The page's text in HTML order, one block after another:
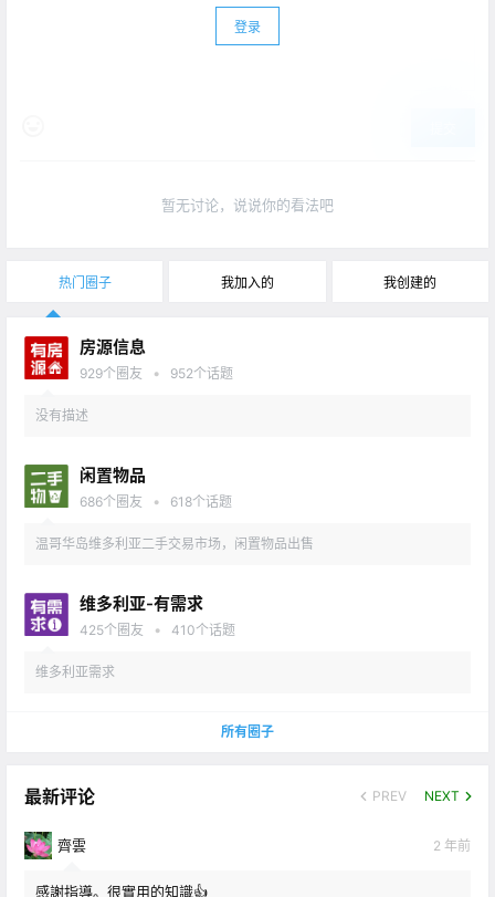
登录
暂无讨论，说说你的看法吧
热门圈子 我加入的 我创建的
房源信息
929个圈友 • 952个话题
没有描述
闲置物品
686个圈友 • 618个话题
温哥华岛维多利亚二手交易市场，闲置物品出售
维多利亚-有需求
425个圈友 • 410个话题
维多利亚需求
所有圈子
最新评论 PREV NEXT
齊雲 2 年前
感謝指導。很實用的知識👍